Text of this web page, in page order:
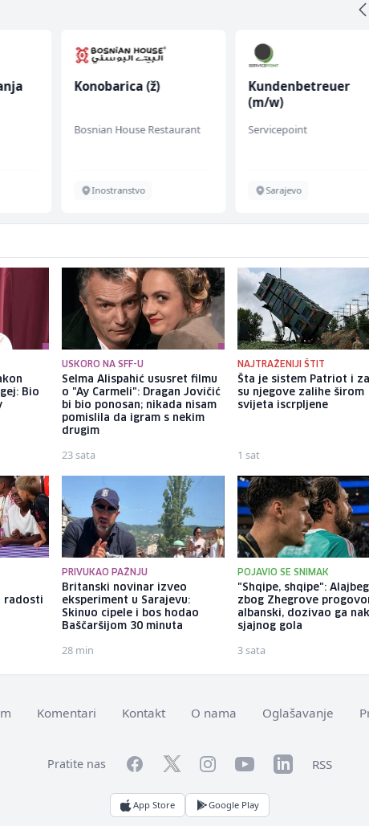
Konobarica (ž)
Bosnian House Restaurant
Inostranstvo
Kundenbetreuer
(m/w)
Servicepoint
Sarajevo
Bio
USKORO NA SFF-U
Selma Alispahić ususret filmu
o "Ay Carmeli": Dragan Jovičić
bi bio ponosan; nikada nisam
pomislila da igram s nekim
drugim
23 sata
NAJTRAŽENIJI ŠTIT
Šta je sistem Patriot i
su njegove zalihe širom
svijeta iscrpljene
1 sat
radosti
PRIVUKAO PAŽNJU
Britanski novinar izveo
eksperiment u Sarajevu:
Skinuo cipele i bos hodao
Baščaršijom 30 minuta
28 min
POJAVIO SE SNIMAK
"Shqipe, shqipe":
zbog Zhegrove
albanski, dozivao ga
sjajnog gola
3 sata
Komentari Kontakt O nama Oglašavanje
Pratite nas FacebookTwitterInstagramYouTubeLinkedInRSS
App Store Google Play